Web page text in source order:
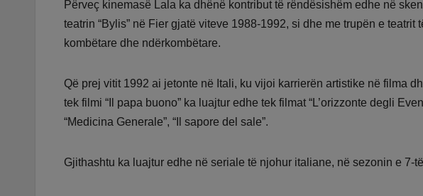
Përveç kinemasë Lala ka dhënë kontribut të rëndësishëm edhe në
teatrin “Bylis” në Fier gjatë viteve 1988-1992, si dhe me trupën e
kombëtare dhe ndërkombëtare.
Që prej vitit 1992 ai jetonte në Itali, ku vijoi karrierën artistike në filma
tek filmi “Il papa buono” ka luajtur edhe tek filmat “L’orizzonte degli
“Medicina Generale”, “Il sapore del sale”.
Gjithashtu ka luajtur edhe në seriale të njohur italiane, në sezonin e 7-të